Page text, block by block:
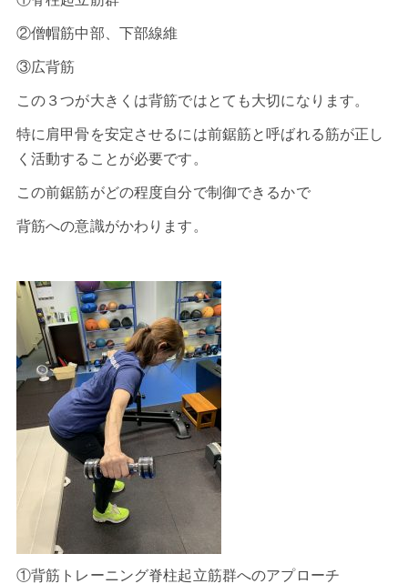
②僧帽筋中部、下部線維
③広背筋
この３つが大きくは背筋ではとても大切になります。
特に肩甲骨を安定させるには前鋸筋と呼ばれる筋が正し
く活動することが必要です。
この前鋸筋がどの程度自分で制御できるかで
背筋への意識がかわります。
①背筋トレーニング脊柱起立筋群へのアプローチ